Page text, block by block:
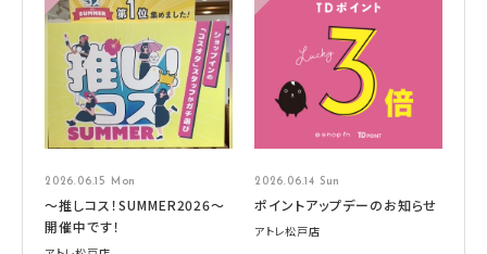
2026.06.15 Mon
～推しコス！SUMMER2026～
開催中です！
2026.06.14 Sun
ポイントアップデーのお知らせ
アトレ松戸店